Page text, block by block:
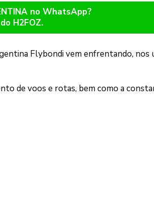
no WhatsApp?
H2FOZ.
Flybondi vem enfrentando, nos
de voos e rotas, bem como a